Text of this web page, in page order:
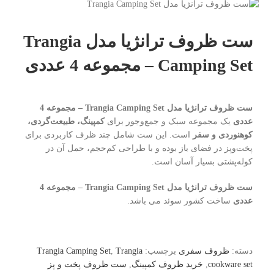
ست ظروف ترانژیا مدل Trangia
Camping Set – مجموعه 4 عددی
ست ظروف ترانژیا مدل Trangia Camping Set – مجموعه 4
عددی یک مجموعه سبک و جمع‌وجور برایکمپینگ، طبیعت‌گردی،
کوهنوردی و سفر است. این ست شامل چند ظرف کاربردی برای
پخت‌وپز در فضای باز بوده و با طراحی کم‌حجم، حمل آن در
کوله‌پشتی بسیار آسان است.
ست ظروف ترانژیا مدل Trangia Camping Set – مجموعه 4
عددی ساخت کشور سوئد می باشد.
دسته: ظروف سفری برچسب: Trangia Camping Set Trangia
cookware set خرید ظروف کمپینگ
ست ظروف پخت و پز